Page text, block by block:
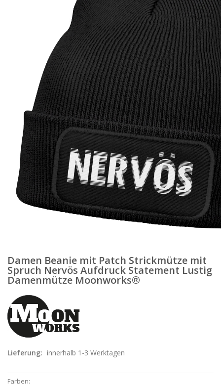
Damen Beanie mit Patch Strickmütze mit
Spruch Nervös Aufdruck Statement Lustig
Damenmütze Moonworks®
Lieferung: innerhalb 1-3 Werktagen
Farben: